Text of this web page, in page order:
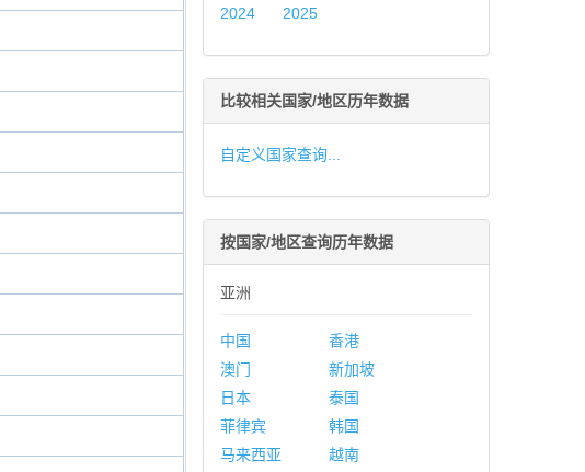
2024
2025
比较相关国家/地区历年数据
自定义国家查询...
按国家/地区查询历年数据
亚洲
中国
香港
澳门
新加坡
日本
泰国
菲律宾
韩国
马来西亚
越南